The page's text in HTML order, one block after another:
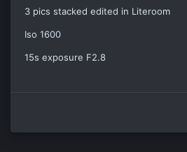
3 pics stacked edited in Literoom
Iso 1600
15s exposure F2.8